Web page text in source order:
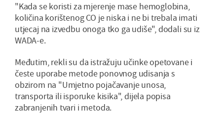
"Kada se koristi za mjerenje mase hemoglobina,
količina korištenog CO je niska i ne bi trebala imati
utjecaj na izvedbu onoga tko ga udiše", dodali su iz
WADA-e.
Međutim, rekli su da istražuju učinke opetovane i
česte uporabe metode ponovnog udisanja s
obzirom na "Umjetno pojačavanje unosa,
transporta ili isporuke kisika", dijela popisa
zabranjenih tvari i metoda.